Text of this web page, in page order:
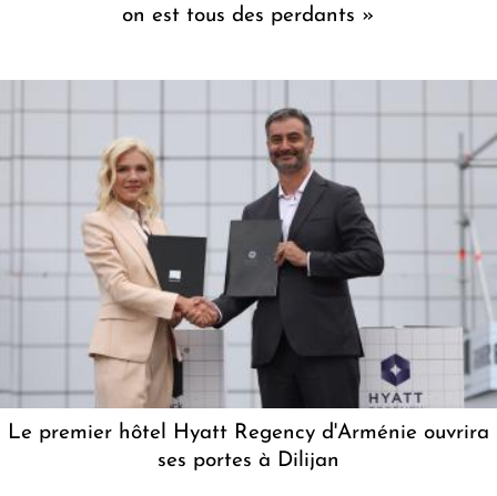
on est tous des perdants »
Le premier hôtel Hyatt Regency d'Arménie ouvrira
ses portes à Dilijan